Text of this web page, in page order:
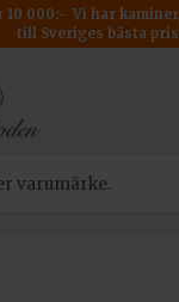
000:- Vi har
till Sveriges bästa